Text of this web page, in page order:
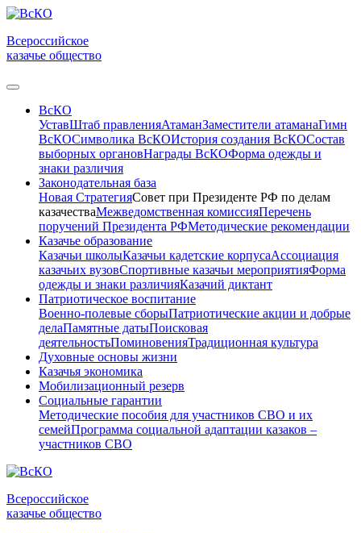
Всероссийское
казачье общество
ВсКО
УставШтаб правленияАтаманЗаместители атаманаГимн
ВсКОСимволика ВсКОИстория создания ВсКОСостав
выборных органовНаграды ВсКОФорма одежды и
знаки различия
Законодательная база
Новая СтратегияСовет при Президенте РФ по делам
казачестваМежведомственная комиссияПеречень
поручений Президента РФМетодические рекомендации
Казачье образование
Казачьи школыКазачьи кадетские корпусаАссоциация
казачьих вузовСпортивные казачьи мероприятияФорма
одежды и знаки различияКазачий диктант
Патриотическое воспитание
Военно-полевые сборыПатриотические акции и добрые
делаПамятные датыПоисковая
деятельностьПоминовенияТрадиционная культура
Духовные основы жизни
Казачья экономика
Мобилизационный резерв
Социальные гарантии
Методические пособия для участников СВО и их
семейПрограмма социальной адаптации казаков –
участников СВО
Всероссийское
казачье общество